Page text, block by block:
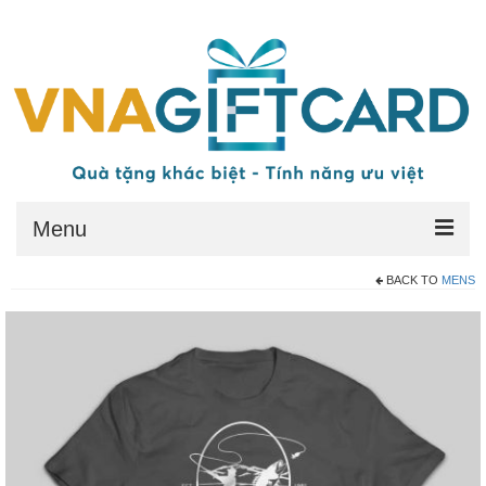
Menu
Quyền lợi
Điều kiện
Điều khoản chung
BACK TO MENS